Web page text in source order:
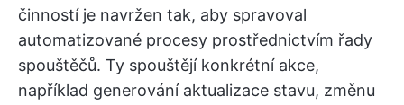
činností je navržen tak, aby spravoval
automatizované procesy prostřednictvím řady
spouštěčů. Ty spouštějí konkrétní akce,
například generování aktualizace stavu, změnu